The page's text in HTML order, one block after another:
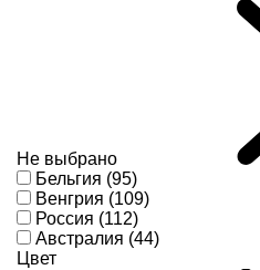
Не выбрано
Бельгия (95)
Венгрия (109)
Россия (112)
Австралия (44)
Цвет